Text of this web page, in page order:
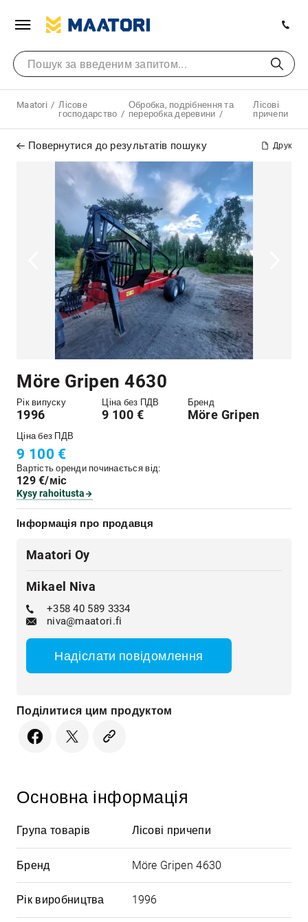
Maatori
Лісове
господарство
Обробка, подрібнення та
переробка деревини
Лісові
причепи
Повернутися до результатів пошуку Друк
Möre Gripen 4630
Рік випуску
1996
Ціна без ПДВ
9 100 €
Бренд
Möre Gripen
Ціна без ПДВ
9 100 €
Вартість оренди починається від:
129 €/міс
Kysy rahoitusta
Інформація про продавця
Maatori Oy
Mikael Niva
+358 40 589 3334
niva@maatori.fi
Надіслати повідомлення
Поділитися цим продуктом
Основна інформація
Група товарів Лісові причепи
Бренд Möre Gripen 4630
Рік виробництва 1996